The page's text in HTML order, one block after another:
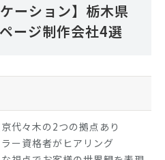
ーション】栃木県
ージ制作会社4選
代々木の2つの拠点あり
ー資格者がヒアリング